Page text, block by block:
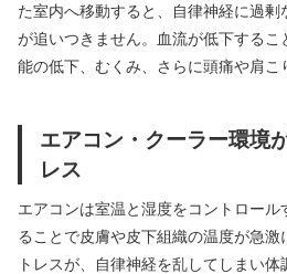
た室内へ移動すると、自律神経に過
が追いつきません。血流が低下するこ
能の低下、むくみ、さらに頭痛や肩こ
エアコン・クーラー環境
レス
エアコンは室温と湿度をコントロー
ることで皮膚や皮下組織の温度が急激
トレスが、自律神経を乱してしまい体